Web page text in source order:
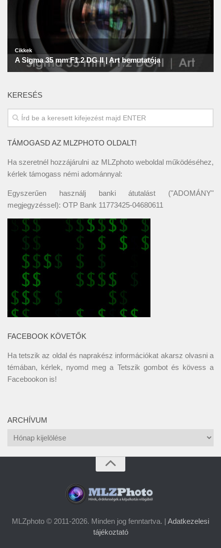
KERESÉS
TÁMOGASD AZ MLZPHOTO OLDALT!
Ha szeretnél hozzájárulni az MLZphoto weboldal működéséhez,
kérlek támogass némi adománnyal:
Egyszerűen használj banki átutalást ("ADOMÁNY"
megjegyzéssel): OTP Bank 11773425-04680611
FACEBOOK KÖVETŐK
Ha tetszik az oldal és naprakész információkat akarsz olvasni a
témában, kérlek, nyomd meg a Tetszik gombot és kövess a
Facebookon is!
ARCHÍVUM
Archívum
MLZphoto © 2011-2026. Minden jog fenntartva. | Adatkezelesi
tájékoztató